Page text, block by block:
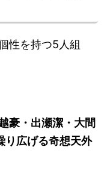
性を持つ5人組
豪・出瀬潔・大間
り広げる奇想天外